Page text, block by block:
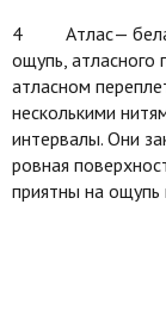
4 Атлас— белая,
ощупь, атласного
атласном
несколькими
интервалы. Они
ровная
приятны на